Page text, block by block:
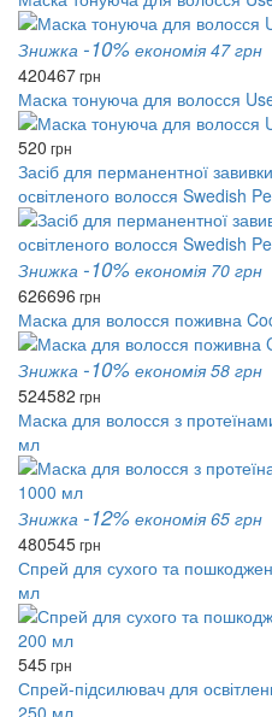
Знижка -10% економія 47 грн
420467грн
Маска тонуюча для волосся
520 грн
Засіб для перманентної
освітленого волосся Swedish
Знижка -10% економія 70 грн
626696 грн
Маска для волосся поживна
Знижка -10% економія 58 грн
524582 грн
Маска для волосся з
мл
Знижка -12% економія 65 грн
480545грн
Спрей для сухого та
мл
545грн
Спрей-підсилювач для
250 мл